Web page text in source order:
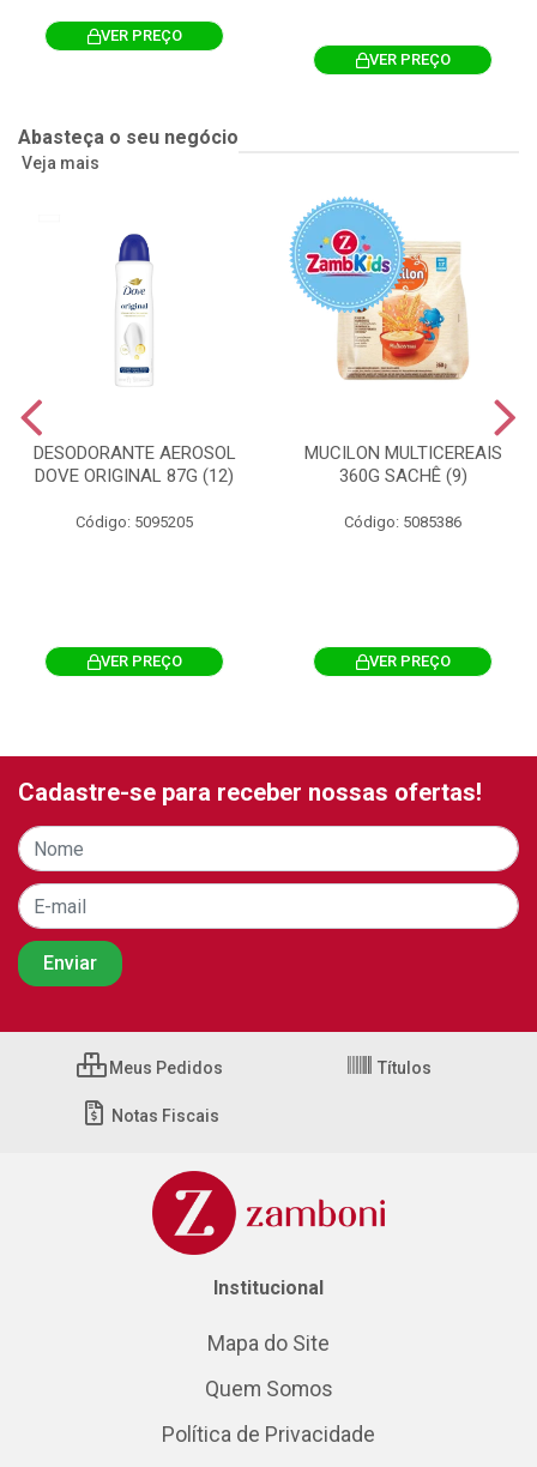
VER PREÇO
VER PREÇO
Abasteça o seu negócio
Veja mais
DESODORANTE AEROSOL
DOVE ORIGINAL 87G (12)
Código: 5095205
VER PREÇO
MUCILON MULTICEREAIS
360G SACHÊ (9)
Código: 5085386
VER PREÇO
Cadastre-se para receber nossas ofertas!
Meus Pedidos Títulos
Notas Fiscais
Institucional
Mapa do Site
Quem Somos
Política de Privacidade